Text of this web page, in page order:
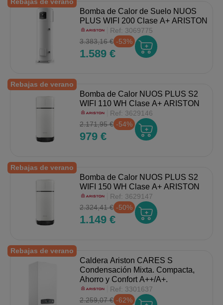
Bomba de Calor de Suelo NUOS
PLUS WIFI 200 Clase A+ ARISTON
Ref: 3069775
3.383,16 € -53%
1.589 €
Rebajas de verano
Bomba de Calor NUOS PLUS S2
WIFI 110 WH Clase A+ ARISTON
Ref: 3629146
2.171,95 € -54%
979 €
Rebajas de verano
Bomba de Calor NUOS PLUS S2
WIFI 150 WH Clase A+ ARISTON
Ref: 3629147
2.324,41 € -50%
1.149 €
Rebajas de verano
Caldera Ariston CARES S
Condensación Mixta. Compacta,
Ahorro y Confort A++/A+.
Ref: 3301637
2.259,07 € -62%